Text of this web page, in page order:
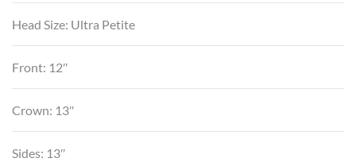
Head Size: Ultra Petite
Front: 12″
Crown: 13″
Sides: 13″